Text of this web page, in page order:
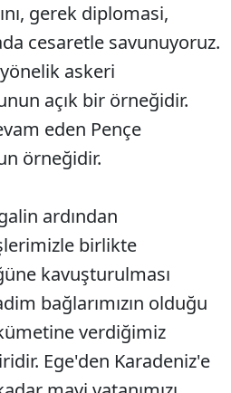
gerek diplomasi,
cesaretle savunuyoruz.
askeri
açık bir örneğidir.
eden Pençe
örneğidir.
ardından
birlikte
kavuşturulması
bağlarımızın olduğu
verdiğimiz
Ege'den Karadeniz'e